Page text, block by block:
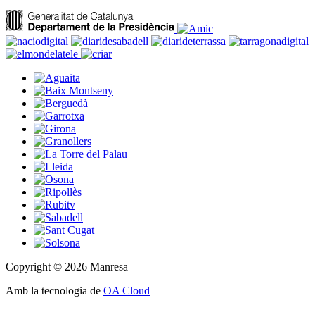
Copyright © 2026 Manresa
Amb la tecnologia de OA Cloud